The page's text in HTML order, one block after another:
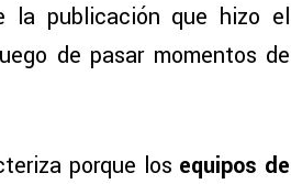
la publicación que hizo el
de pasar momentos de
porque los equipos de